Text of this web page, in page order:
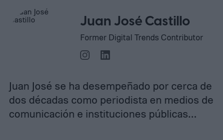
Juan José Castillo
Former Digital Trends Contributor
Juan José se ha desempeñado por cerca de
dos décadas como periodista en medios de
comunicación e instituciones públicas…